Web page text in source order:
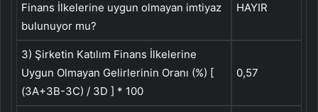
Finans İlkelerine uygun olmayan imtiyaz
bulunuyor mu?
HAYIR
3) Şirketin Katılım Finans İlkelerine
Uygun Olmayan Gelirlerinin Oranı (%) [
(3A+3B-3C) / 3D ] * 100
0,57